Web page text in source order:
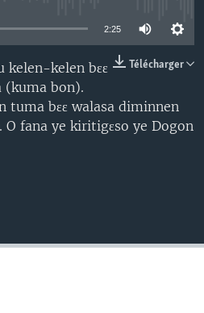
2:25
Télécharger
kelen-kelen bɛɛ
(kuma bon).
tuma bɛɛ walasa diminnen
O fana ye kiritigɛso ye Dogon